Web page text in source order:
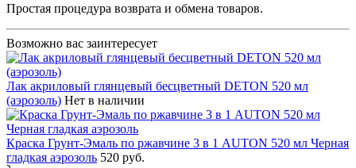
Простая процедура возврата и обмена товаров.
Возможно вас заинтересует
Лак акриловый глянцевый бесцветный DETON 520 мл
(аэрозоль) Нет в наличии
Краска Грунт-Эмаль по ржавчине 3 в 1 AUTON 520 мл Черная
гладкая аэрозоль 520 руб.